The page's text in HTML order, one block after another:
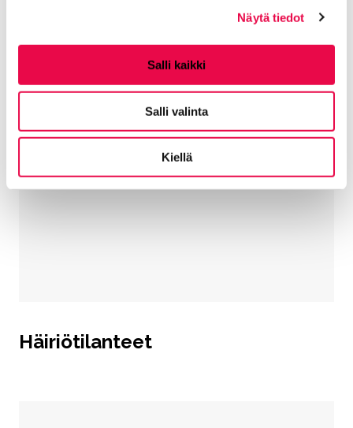
Näytä tiedot
Salli kaikki
Salli valinta
Kiellä
Häiriötilanteet